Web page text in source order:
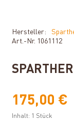
Hersteller:
Art.-Nr. 1061112
175,00 €
Inhalt: 1 Stück